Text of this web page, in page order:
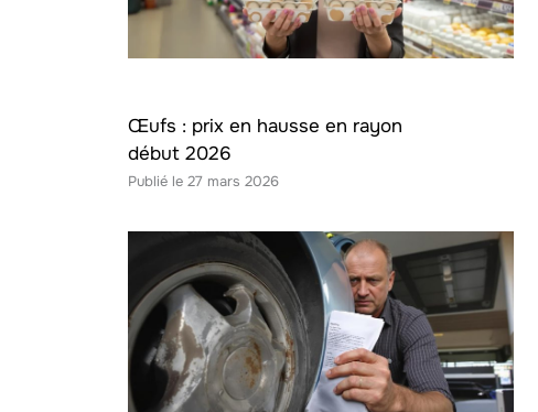
Œufs : prix en hausse en rayon
début 2026
27 mars 2026